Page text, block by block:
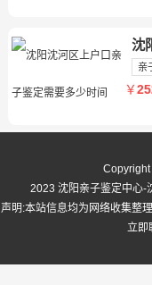
沈
亲
￥
2023 沈阳亲子鉴定中心-
声明:本站信息均为网络收集整
立即